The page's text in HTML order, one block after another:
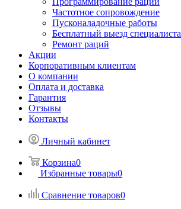
Частотное сопровождение
Пусконаладочные работы
Бесплатный выезд специалиста
Ремонт раций
Акции
Корпоративным клиентам
О компании
Оплата и доставка
Гарантия
Отзывы
Контакты
Личный кабинет
Корзина0
Избранные товары0
Сравнение товаров0